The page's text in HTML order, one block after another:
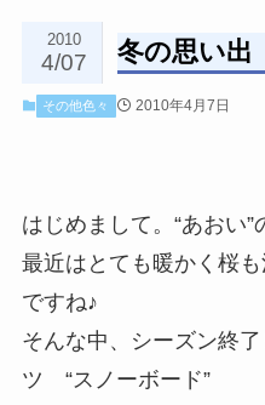
冬の思い出
2010
4/07
その他色々 2010年4月7日
はじめまして。“あおい
最近はとても暖かく桜
ですね♪
そんな中、シーズン終
ツ “スノーボード”